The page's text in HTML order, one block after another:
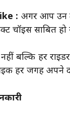
: अगर आप उन
चॉइस साबित हो
बल्कि हर
हर जगह अपने